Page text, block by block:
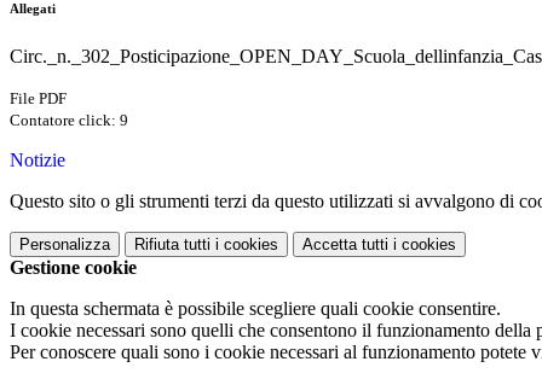
Allegati
File PDF
Contatore click: 9
Notizie
Questo sito o gli strumenti terzi da questo utilizzati si avvalgono di
Personalizza Rifiuta tutti i cookies Accetta tutti i cookies
Gestione cookie
In questa schermata è possibile scegliere quali cookie consentire.
I cookie necessari sono quelli che consentono il funzionamento
Per conoscere quali sono i cookie necessari al funzionamento potete